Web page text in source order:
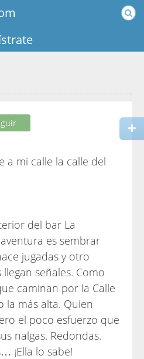
a mi calle la calle del
del bar La
es sembrar
jugadas y otro
señales. Como
caminan por la Calle
la más alta. Quien
el poco esfuerzo que
nalgas. Redondas.
¡Ella lo sabe!